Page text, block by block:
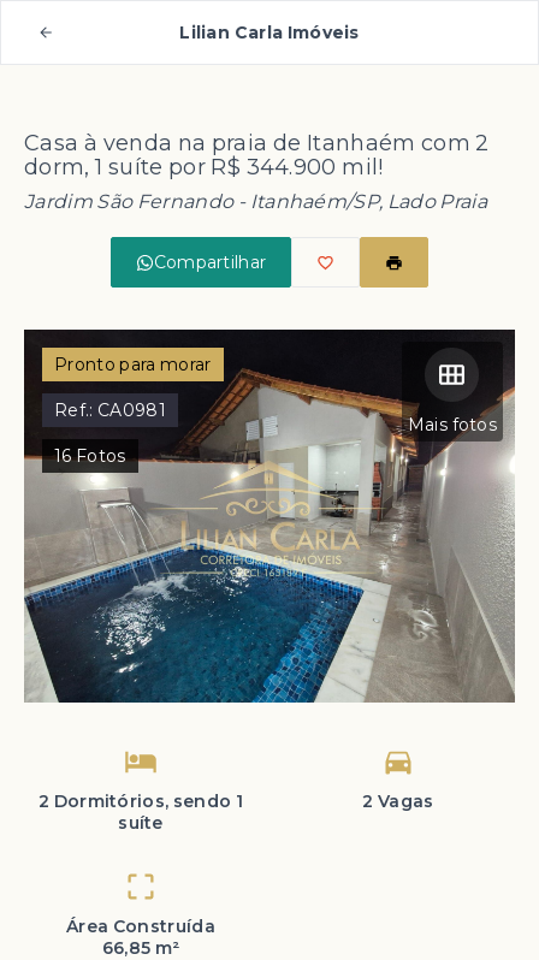
Lilian Carla Imóveis
Casa à venda na praia de Itanhaém com 2
dorm, 1 suíte por R$ 344.900 mil!
Jardim São Fernando - Itanhaém/SP, Lado Praia
Compartilhar
Mais fotos
Pronto para morar
Ref.: CA0981
16Fotos
2 Dormitórios, sendo 1
suíte
2 Vagas
Área Construída
66,85 m²